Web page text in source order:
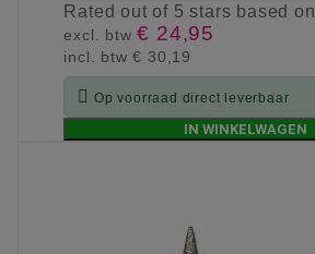
Ratedout of 5 stars based on
excl. btw€ 24,95
incl. btw€ 30,19
 Op voorraad direct leverbaar
IN WINKELWAGEN